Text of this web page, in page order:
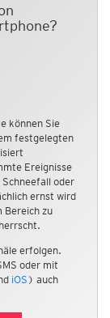
können Sie
festgelegten
Ereignisse
oder
ernst wird
Bereich zu
erfolgen.
oder mit
iOS ) auch